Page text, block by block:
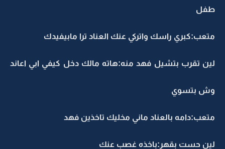
طفل
متعب:كبري راسك واتركي عنك العناد ترا مابيفيدك
لين تقرب بتشيل فهد منه:هاته مالك دخل كيفي ابي اعاند
وش بتسوي
متعب:دامه بالعناد ماني مخليك تاخذين فهد
لين حست بقهر:باخذه غصب عنك